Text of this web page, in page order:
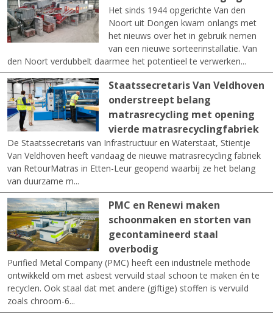
Het sinds 1944 opgerichte Van den
Noort uit Dongen kwam onlangs met
het nieuws over het in gebruik nemen
van een nieuwe sorteerinstallatie. Van
den Noort verdubbelt daarmee het potentieel te verwerken...
Staatssecretaris Van Veldhoven
onderstreept belang
matrasrecycling met opening
vierde matrasrecyclingfabriek
De Staatssecretaris van Infrastructuur en Waterstaat, Stientje
Van Veldhoven heeft vandaag de nieuwe matrasrecycling fabriek
van RetourMatras in Etten-Leur geopend waarbij ze het belang
van duurzame m...
PMC en Renewi maken
schoonmaken en storten van
gecontamineerd staal
overbodig
Purified Metal Company (PMC) heeft een industriële methode
ontwikkeld om met asbest vervuild staal schoon te maken én te
recyclen. Ook staal dat met andere (giftige) stoffen is vervuild
zoals chroom-6...